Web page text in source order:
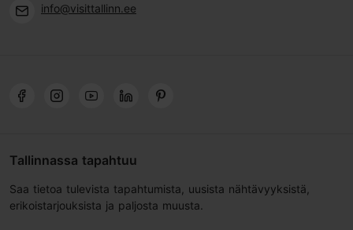
info@visittallinn.ee
Tallinnassa tapahtuu
Saa tietoa tulevista tapahtumista, uusista nähtävyyksistä,
erikoistarjouksista ja paljosta muusta.